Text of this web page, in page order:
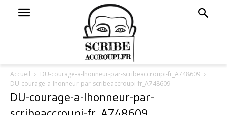
Accueil
DU-courage-a-lhonneur-par-scribeaccroupi-fr_A748609
DU-courage-a-lhonneur-par-scribeaccroupi-fr_A748609
DU-courage-a-lhonneur-par-